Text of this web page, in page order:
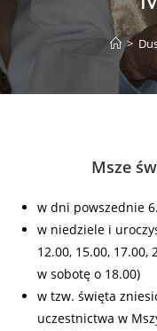
>
Msze
w dni powszednie
w niedziele i
12.00, 15.00,
w sobotę o 18.00)
w tzw. święta
uczestnictwa w